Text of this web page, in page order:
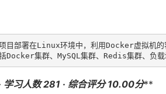
目部署在Linux环境中，利用Docker虚拟机
学习人数 281 · 综合评分 10.00分**